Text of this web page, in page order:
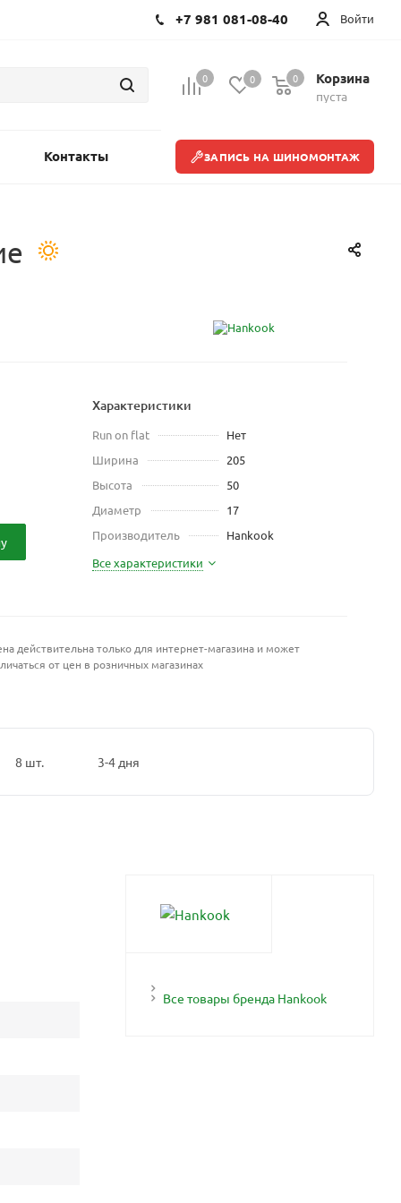
Войти
+7 981 081-08-40
0 0 Корзина
пуста
0
Контакты ЗАПИСЬ НА ШИНОМОНТАЖ
Характеристики
Run on flat
Нет
Ширина
205
Высота
50
Диаметр
17
Производитель
Hankook
Все характеристики
действительна только для интернет-магазина и может
от цен в розничных магазинах
8 шт. 3-4 дня
Все товары бренда Hankook